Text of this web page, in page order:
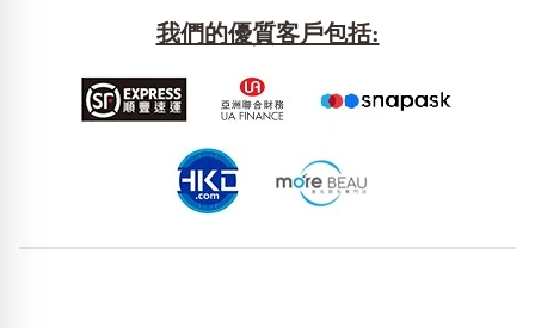
我們的優質客戶包括: